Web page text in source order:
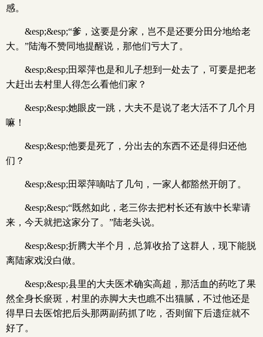
感。
&esp;&esp;“爹，这要是分家，岂不是还要分田分地给老
大。”陆海不赞同地提醒说，那他们亏大了。
&esp;&esp;田翠萍也是和儿子想到一处去了，可要是把老
大赶出去村里人得怎么看他们家？
&esp;&esp;她眼皮一跳，大夫不是说了老大活不了几个月
嘛！
&esp;&esp;他要是死了，分出去的东西不还是得归还他
们？
&esp;&esp;田翠萍嘀咕了几句，一家人都豁然开朗了。
&esp;&esp;“既然如此，老三你去把村长还有族中长辈请
来，今天就把这家分了。”陆老头说。
&esp;&esp;折腾大半个月，总算收拾了这群人，现下能脱
离陆家戏没白做。
&esp;&esp;县里的大夫医术确实高超，那活血的药吃了果
然全身长瘀斑，村里的赤脚大夫也瞧不出猫腻，不过他还是
得早日去医馆把后头那两副药抓了吃，否则留下后遗症就不
好了。